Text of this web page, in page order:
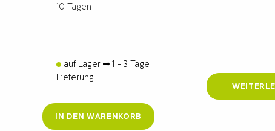
10 Tagen
auf Lager
1 - 3 Tage
Lieferung
IN DEN WARENKORB